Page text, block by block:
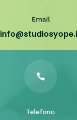
Email

Telefono